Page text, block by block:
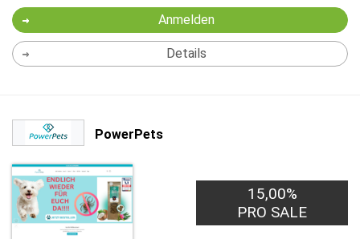
Anmelden
Details
PowerPets
15,00%
PRO SALE